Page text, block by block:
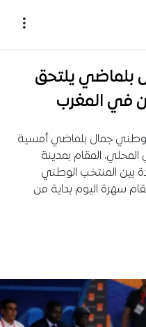
بلماضي يلتحق
في المغرب
جمال بلماضي أمسية
المقام بمدينة
بين المنتخب الوطني
سهرة اليوم بداية من